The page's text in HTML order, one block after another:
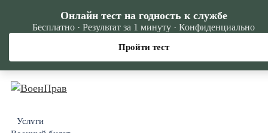
Услуги
Онлайн тест на годность к службе
Бесплатно · Результат за 1 минуту · Конфиденциально
Пройти тест